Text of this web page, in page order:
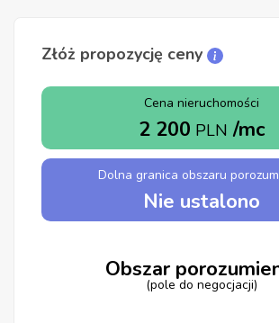
Złóż propozycję ceny
Cena nieruchomości
2 200 PLN /mc
Dolna granica obszaru
Nie ustalono
Obszar
(pole do negocjacji)